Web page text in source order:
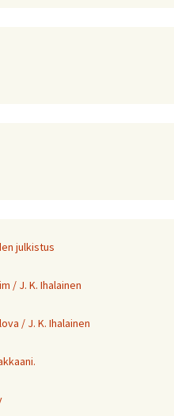
julkistus
/ J. K. Ihalainen
/ J. K. Ihalainen